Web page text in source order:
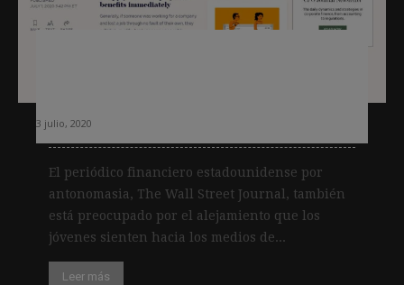
3 julio, 2020
El periódico financiero estadounidense por
antonomasia, The Wall Street Journal, también
está preocupado por el alejamiento que los
jóvenes sienten hacia los medios de...
Leer más